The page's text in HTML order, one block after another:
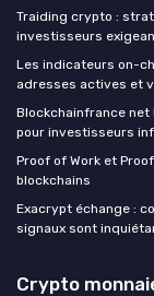
Traiding crypto :
investisseurs
Les indicateurs on-
adresses actives et
Blockchainfrance
pour investisseurs
Proof of Work et
blockchains
Exacrypt échange :
signaux sont
Crypto